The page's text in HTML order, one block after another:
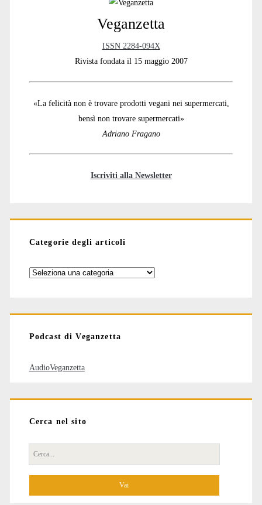
Veganzetta
ISSN 2284-094X
Rivista fondata il 15 maggio 2007
«La felicità non è trovare prodotti vegani nei supermercati,
bensì non trovare supermercati»
Adriano Fragano
Iscriviti alla Newsletter
Categorie degli articoli
Categorie
Podcast di Veganzetta
AudioVeganzetta
Cerca nel sito
Cerca
per: